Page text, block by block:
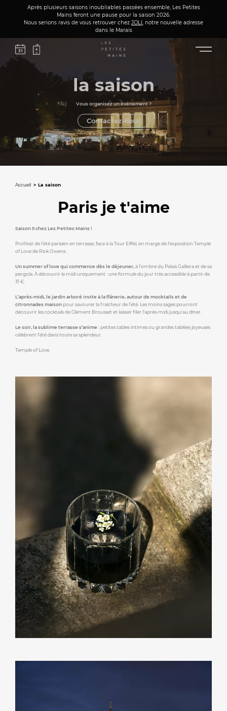
Après plusieurs saisons inoubliables passées ensemble, Les Petites
Mains feront une pause pour la saison 2026.
Nous serions ravis de vous retrouver chez JOLI , notre nouvelle adresse
dans le Marais
la saison
Vous organisez un événement ?
Contactez-nous
Accueil La saison
Paris je t'aime
Saison 5 chez Les Petites Mains !
Profitez de l’été parisien en terrasse, face à la Tour Eiffel, en marge de l’exposition Temple
of Love de Rick Owens.
Un summer of love qui commence dès le déjeuner,à l’ombre du Palais Galliera et de sa
pergola. À découvrir le midi uniquement : une formule du jour très accessible à partir de
31 €.
L’après-midi, le jardin arboré invite à la flânerie, autour de mocktails et de
citronnades maison pour savourer la fraîcheur de l’été. Les moins sages pourront
découvrir les cocktails de Clément Brousset et laisser filer l’après-midi jusqu’au dîner.
Le soir, la sublime terrasse s’anime: petites tables intimes ou grandes tablées joyeuses
célèbrent l’été dans toute sa splendeur.
Temple of Love.